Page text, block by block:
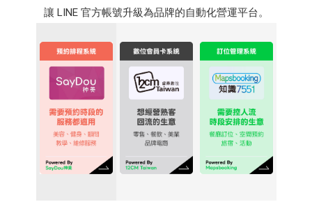
讓 LINE 官方帳號升級為品牌的自動化營運平台。